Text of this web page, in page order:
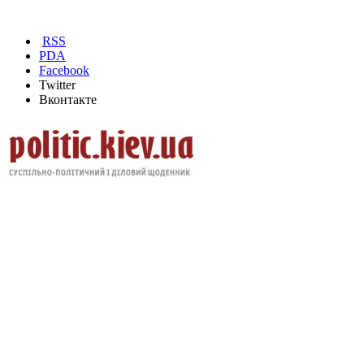
RSS
PDA
Facebook
Twitter
Вконтакте